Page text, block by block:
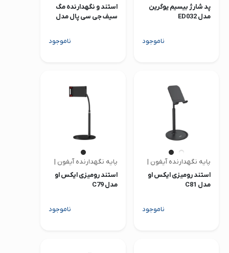
خواندنی ها
پد شارژ بیسیم یوگرین
مدل ED032
ناموجود
استند و نگهدارنده مگ
سیف جی سی پال مدل
ناموجود
پایه نگهدارنده آیفون | ایکس او
استند رومیزی ایکس او
مدل C81
ناموجود
پایه نگهدارنده آیفون | ایکس او
استند رومیزی ایکس او
مدل C79
ناموجود